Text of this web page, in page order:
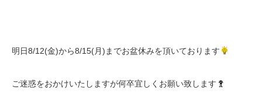
明日8/12(金)から8/15(月)までお盆休みを頂いております
ご迷惑をおかけいたしますが何卒宜しくお願い致します